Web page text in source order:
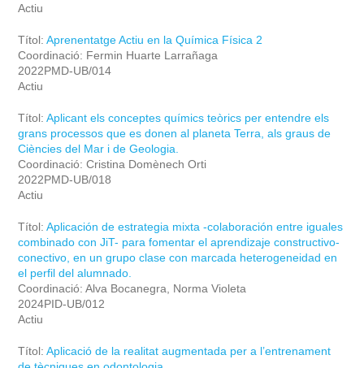
Actiu
Títol: Aprenentatge Actiu en la Química Física 2
Coordinació: Fermin Huarte Larrañaga
2022PMD-UB/014
Actiu
Títol: Aplicant els conceptes químics teòrics per entendre els
grans processos que es donen al planeta Terra, als graus de
Ciències del Mar i de Geologia.
Coordinació: Cristina Domènech Orti
2022PMD-UB/018
Actiu
Títol: Aplicación de estrategia mixta -colaboración entre iguales
combinado con JiT- para fomentar el aprendizaje constructivo-
conectivo, en un grupo clase con marcada heterogeneidad en
el perfil del alumnado.
Coordinació: Alva Bocanegra, Norma Violeta
2024PID-UB/012
Actiu
Títol: Aplicació de la realitat augmentada per a l’entrenament